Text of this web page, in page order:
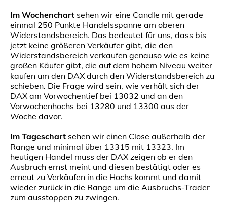
Im Wochenchart sehen wir eine Candle mit gerade
einmal 250 Punkte Handelsspanne am oberen
Widerstandsbereich. Das bedeutet für uns, dass bis
jetzt keine größeren Verkäufer gibt, die den
Widerstandsbereich verkaufen genauso wie es keine
großen Käufer gibt, die auf dem hohem Niveau weiter
kaufen um den DAX durch den Widerstandsbereich zu
schieben. Die Frage wird sein, wie verhält sich der
DAX am Vorwochentief bei 13032 und an den
Vorwochenhochs bei 13280 und 13300 aus der
Woche davor.
Im Tageschart sehen wir einen Close außerhalb der
Range und minimal über 13315 mit 13323. Im
heutigen Handel muss der DAX zeigen ob er den
Ausbruch ernst meint und diesen bestätigt oder es
erneut zu Verkäufen in die Hochs kommt und damit
wieder zurück in die Range um die Ausbruchs-Trader
zum ausstoppen zu zwingen.